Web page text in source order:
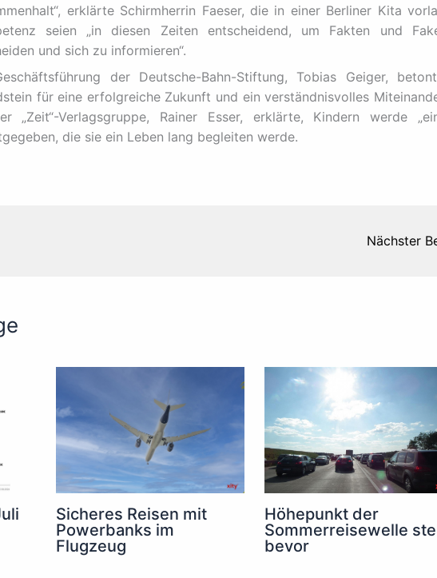
erklärte Schirmherrin Faeser, die in einer Berliner Kita
seien „in diesen Zeiten entscheidend, um Fakten und
und sich zu informieren“.
der Deutsche-Bahn-Stiftung, Tobias Geiger,
für eine erfolgreiche Zukunft und ein verständnisvolles
„Zeit“-Verlagsgruppe, Rainer Esser, erklärte, Kindern werde
die sie ein Leben lang begleiten werde.
Nächster
Sicheres Reisen mit
Powerbanks im
Flugzeug
Höhepunkt der
Sommerreisewelle
bevor